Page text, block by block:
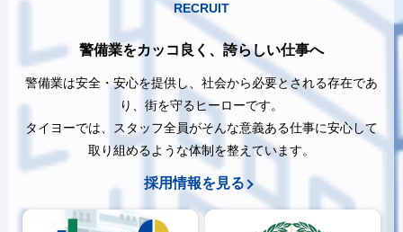
RECRUIT
警備業をカッコ良く、誇らしい仕事へ
警備業は安全・安心を提供し、社会から必要とされる存在であ
り、街を守るヒーローです。
タイヨーでは、スタッフ全員がそんな意義ある仕事に安心して
取り組めるような体制を整えています。
採用情報を見る